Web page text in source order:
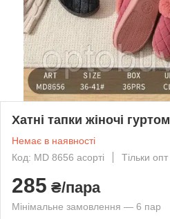
Хатні тапки жіночі гуртом
Немає в наявності
Код: MD 8656 асорті
Тільки опт
285 ₴/пара
Мінімальне замовлення — 6 пар